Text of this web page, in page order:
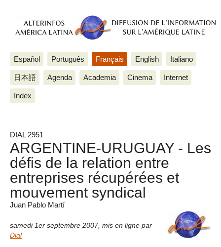
Español Português Français English Italiano
日本語 Agenda Academia Cinema Internet
Index
DIAL 2951
ARGENTINE-URUGUAY - Les
défis de la relation entre
entreprises récupérées et
mouvement syndical
Juan Pablo Martí
samedi 1er septembre 2007, mis en ligne par
Dial